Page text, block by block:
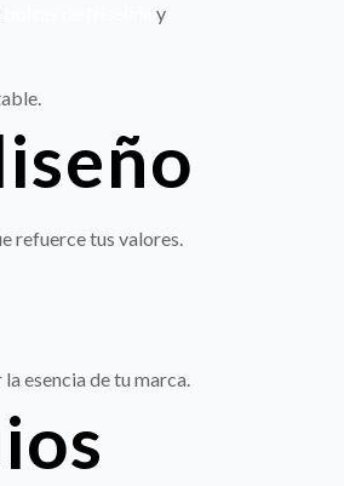
y
refuerce tus valores.
esencia de tu marca.